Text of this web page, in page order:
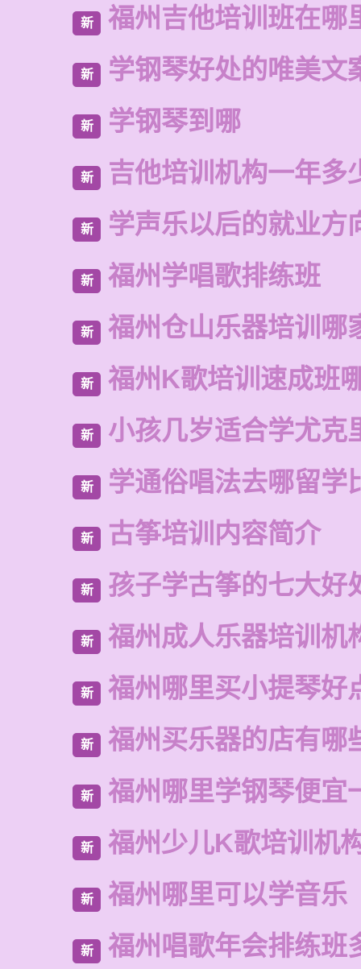
新 福州吉他培训班在哪
新 学钢琴好处的唯美文
新 学钢琴到哪
新 吉他培训机构一年多
新 学声乐以后的就业方
新 福州学唱歌排练班
新 福州仓山乐器培训哪
新 福州K歌培训速成班
新 小孩几岁适合学尤克
新 学通俗唱法去哪留学
新 古筝培训内容简介
新 孩子学古筝的七大好
新 福州成人乐器培训机
新 福州哪里买小提琴好
新 福州买乐器的店有哪
新 福州哪里学钢琴便宜
新 福州少儿K歌培训机
新 福州哪里可以学音乐
新 福州唱歌年会排练班